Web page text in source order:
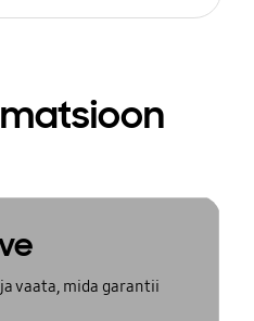
vaata, mida garantii